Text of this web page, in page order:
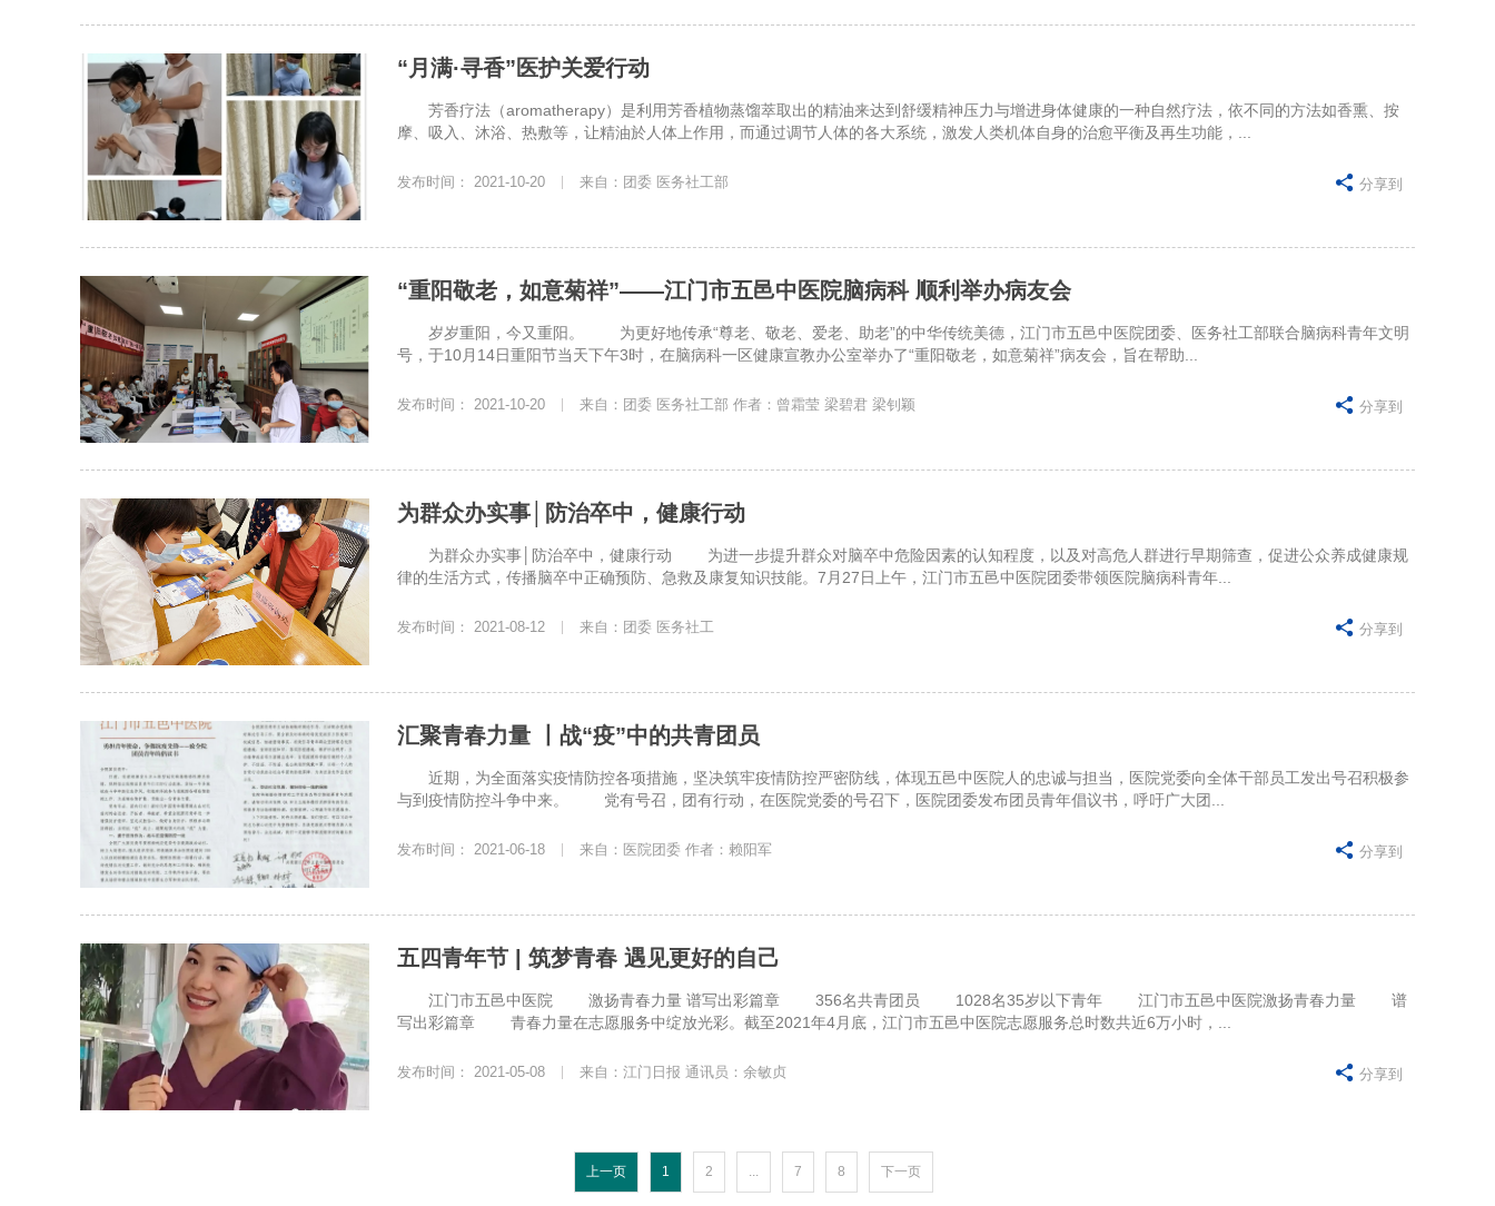
“月满·寻香”医护关爱行动
芳香疗法（aromatherapy）是利用芳香植物蒸馏萃取出的精油来达到舒缓精神压力与增进身体健康的一种自然疗法，依不同的方法如香熏、按
摩、吸入、沐浴、热敷等，让精油於人体上作用，而通过调节人体的各大系统，激发人类机体自身的治愈平衡及再生功能，...
发布时间： 2021-10-20 来自：团委 医务社工部  分享到
“重阳敬老，如意菊祥”——江门市五邑中医院脑病科 顺利举办病友会
岁岁重阳，今又重阳。 为更好地传承“尊老、敬老、爱老、助老”的中华传统美德，江门市五邑中医院团委、医务社工部联合脑病科青年文明
号，于10月14日重阳节当天下午3时，在脑病科一区健康宣教办公室举办了“重阳敬老，如意菊祥”病友会，旨在帮助...
发布时间： 2021-10-20 来自：团委 医务社工部 作者：曾霜莹 梁碧君 梁钊颖  分享到
为群众办实事│防治卒中，健康行动
为群众办实事│防治卒中，健康行动 为进一步提升群众对脑卒中危险因素的认知程度，以及对高危人群进行早期筛查，促进公众养成健康规
律的生活方式，传播脑卒中正确预防、急救及康复知识技能。7月27日上午，江门市五邑中医院团委带领医院脑病科青年...
发布时间： 2021-08-12 来自：团委 医务社工  分享到
汇聚青春力量 丨战“疫”中的共青团员
近期，为全面落实疫情防控各项措施，坚决筑牢疫情防控严密防线，体现五邑中医院人的忠诚与担当，医院党委向全体干部员工发出号召积极参
与到疫情防控斗争中来。 党有号召，团有行动，在医院党委的号召下，医院团委发布团员青年倡议书，呼吁广大团...
发布时间： 2021-06-18 来自：医院团委 作者：赖阳军  分享到
五四青年节 | 筑梦青春 遇见更好的自己
江门市五邑中医院 激扬青春力量 谱写出彩篇章 356名共青团员 1028名35岁以下青年 江门市五邑中医院激扬青春力量 谱
写出彩篇章 青春力量在志愿服务中绽放光彩。截至2021年4月底，江门市五邑中医院志愿服务总时数共近6万小时，...
发布时间： 2021-05-08 来自：江门日报 通讯员：余敏贞  分享到
上一页 1 2 ... 7 8 下一页